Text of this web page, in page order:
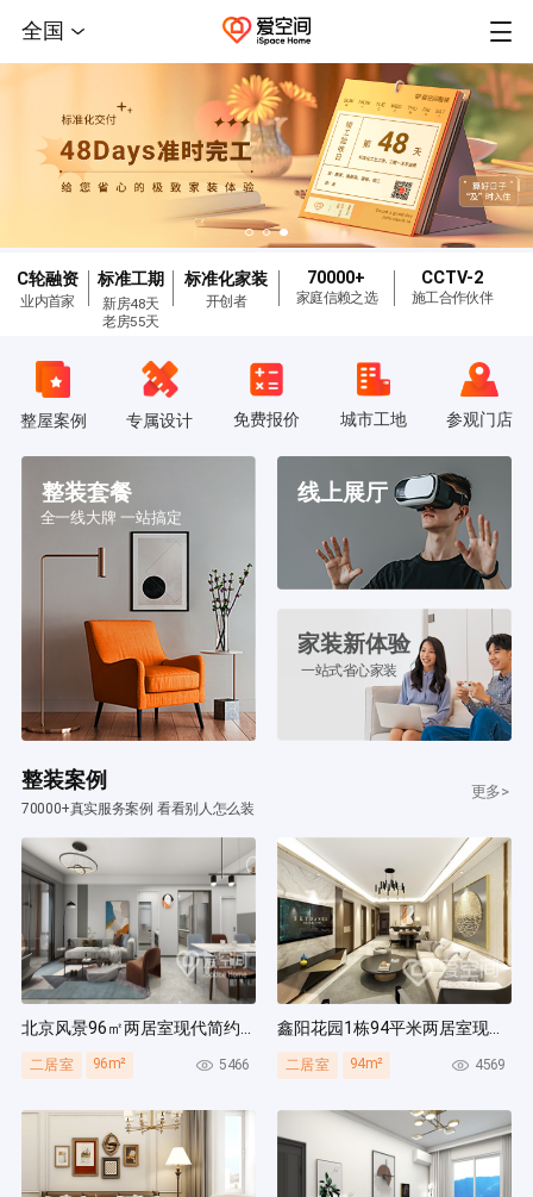
全国
C轮融资
业内首家
标准工期
新房48天
老房55天
标准化家装
开创者
70000+
家庭信赖之选
CCTV-2
施工合作伙伴
整屋案例 专属设计 免费报价 城市工地 参观门店
整装套餐
全一线大牌 一站搞定
线上展厅
家装新体验
一站式省心家装
整装案例
70000+真实服务案例 看看别人怎么装
更多>
北京风景96㎡两居室现代简约风装修案例
二居室 96m² 5466
鑫阳花园1栋94平米两居室现代简约风装修案例
二居室 94m² 4569